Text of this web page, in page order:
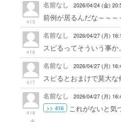
415
名前なし 2026/04/24 (金)
前例が居るんだな～～～
416
名前なし 2026/04/27 (月)
スピるってそういう事か。
417
名前なし 2026/04/27 (月)
スピるとおまけで莫大
418
名前なし 2026/04/27 (月)
>> 416 これがないと気